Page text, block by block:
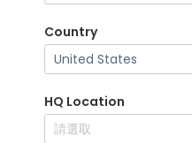
Country
HQ Location